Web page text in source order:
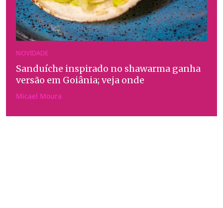
NOVIDADE
Sanduíche inspirado no shawarma ganha
versão em Goiânia; veja onde
Micael Moura